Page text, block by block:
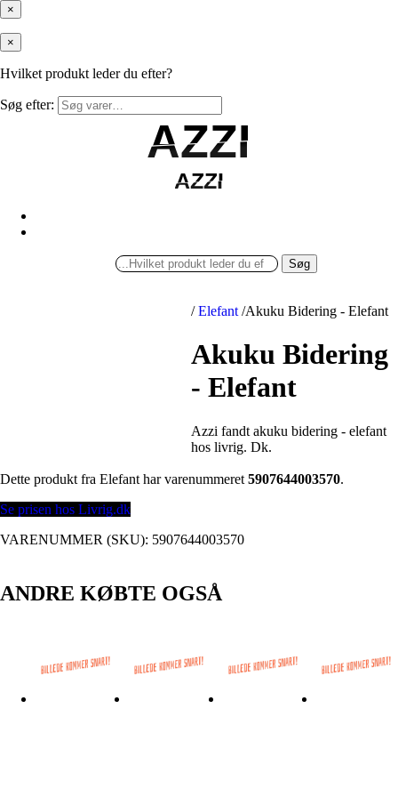
×
×
Hvilket produkt leder du efter?
Søg efter:
AZZI
AZZI
AZZI
AZZI
Søg
/ Elefant /Akuku Bidering - Elefant
Akuku Bidering
- Elefant
Azzi fandt akuku bidering - elefant
hos livrig. Dk.
Dette produkt fra Elefant har varenummeret 5907644003570.
Se prisen hos Livrig.dk
VARENUMMER (SKU): 5907644003570
ANDRE KØBTE OGSÅ